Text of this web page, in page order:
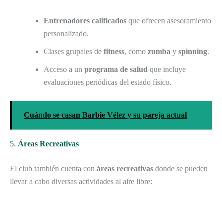
Entrenadores calificados que ofrecen asesoramiento
personalizado.
Clases grupales de fitness, como zumba y spinning.
Acceso a un programa de salud que incluye
evaluaciones periódicas del estado físico.
Cuándo se casan Barbie Vélez y su pareja actual
5. Áreas Recreativas
El club también cuenta con áreas recreativas donde se pueden
llevar a cabo diversas actividades al aire libre: